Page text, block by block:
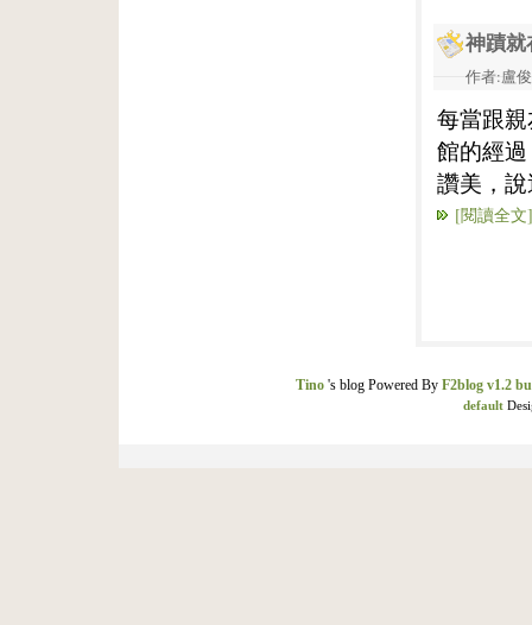
神蹟就
作者:盧
每當跟
館的經
讚美，
[閱讀全文]
Tino's blog Powered By F2blog v1.2
default